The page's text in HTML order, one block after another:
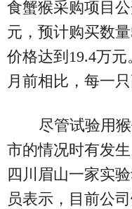
食蟹猴采购项目
元，预计购买数
价格达到19.4万
月前相比，每一只
尽管试验用
市的情况时有发
四川眉山一家实
员表示，目前公